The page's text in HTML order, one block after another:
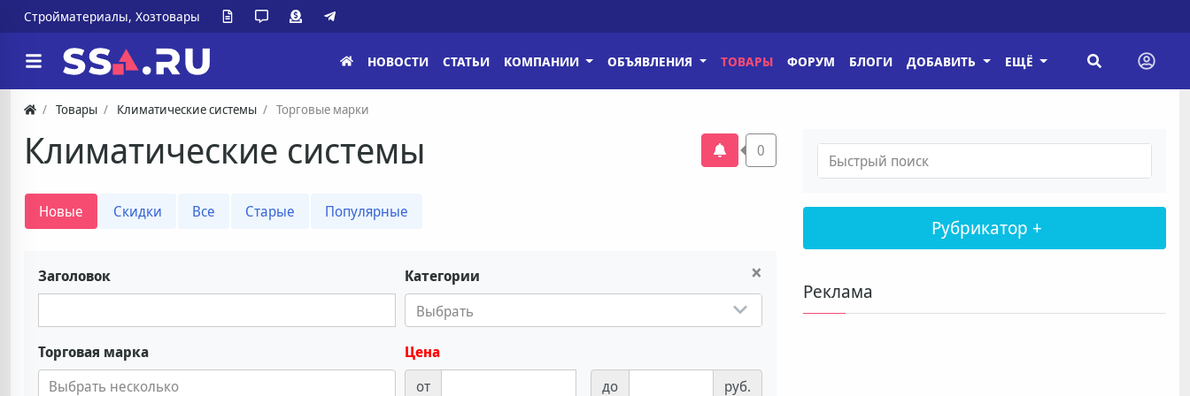
Стройматериалы, Хозтовары
НОВОСТИ СТАТЬИ КОМПАНИИ ОБЪЯВЛЕНИЯ ТОВАРЫ ФОРУМ БЛОГИ ДОБАВИТЬ ЕЩЁ
Товары Климатические системы Торговые марки
Климатические системы 0
Новые Скидки Все Старые Популярные
×
Заголовок
Категории
Выбрать
Торговая марка
Цена
от
до руб.
Рубрикатор +
Реклама